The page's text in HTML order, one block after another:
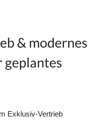
& modernes
Exklusiv-Vertrieb